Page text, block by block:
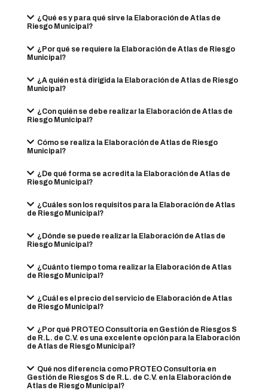
¿Qué es y para qué sirve la Elaboración de Atlas de
Riesgo Municipal?
¿Por qué se requiere la Elaboración de Atlas de Riesgo
Municipal?
¿A quién está dirigida la Elaboración de Atlas de Riesgo
Municipal?
¿Con quién se debe realizar la Elaboración de Atlas de
Riesgo Municipal?
Cómo se realiza la Elaboración de Atlas de Riesgo
Municipal?
¿De qué forma se acredita la Elaboración de Atlas de
Riesgo Municipal?
¿Cuáles son los requisitos para la Elaboración de Atlas
de Riesgo Municipal?
¿Dónde se puede realizar la Elaboración de Atlas de
Riesgo Municipal?
¿Cuánto tiempo toma realizar la Elaboración de Atlas
de Riesgo Municipal?
¿Cuál es el precio del servicio de Elaboración de Atlas
de Riesgo Municipal?
¿Por qué PROTEO Consultoría en Gestión de Riesgos S
de R.L. de C.V. es una excelente opción para la Elaboración
de Atlas de Riesgo Municipal?
Qué nos diferencia como PROTEO Consultoría en
Gestión de Riesgos S de R.L. de C.V. en la Elaboración de
Atlas de Riesgo Municipal?